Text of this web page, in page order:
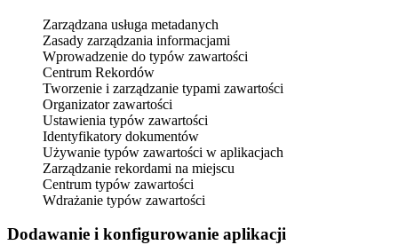
Zarządzana usługa metadanych
Zasady zarządzania informacjami
Wprowadzenie do typów zawartości
Centrum Rekordów
Tworzenie i zarządzanie typami zawartości
Organizator zawartości
Ustawienia typów zawartości
Identyfikatory dokumentów
Używanie typów zawartości w aplikacjach
Zarządzanie rekordami na miejscu
Centrum typów zawartości
Wdrażanie typów zawartości
Dodawanie i konfigurowanie aplikacji